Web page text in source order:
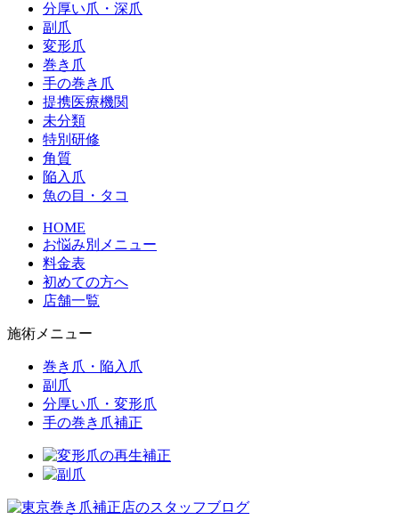
分厚い爪・深爪
副爪
変形爪
巻き爪
手の巻き爪
提携医療機関
未分類
特別研修
角質
陥入爪
魚の目・タコ
HOME
お悩み別メニュー
料金表
初めての方へ
店舗一覧
施術メニュー
巻き爪・陥入爪
副爪
分厚い爪・変形爪
手の巻き爪補正